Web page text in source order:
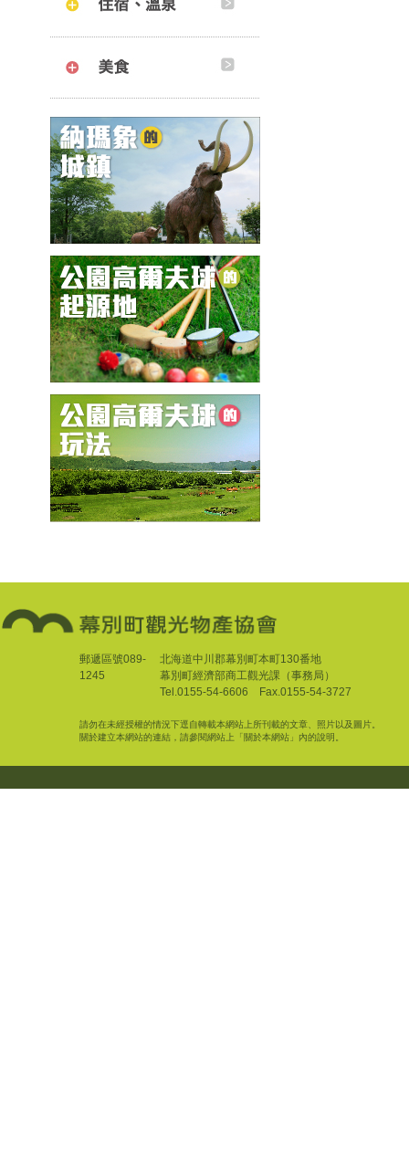
郵遞區號089-
1245
北海道中川郡幕別町本町130番地
幕別町經濟部商工觀光課（事務局）
Tel.0155-54-6606 Fax.0155-54-3727
請勿在未經授權的情況下逕自轉載本網站上所刊載的文章、照片以及圖片。
關於建立本網站的連結，請參閱網站上「關於本網站」內的說明。